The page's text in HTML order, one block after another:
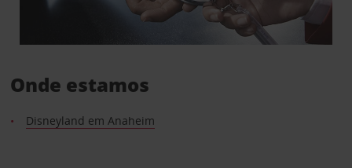
Onde estamos
Disneyland em Anaheim